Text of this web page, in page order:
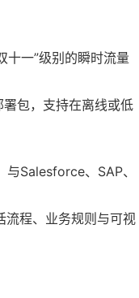
十一”级别的瞬时流量
包，支持在离线或低
Salesforce、SAP、
流程、业务规则与可视